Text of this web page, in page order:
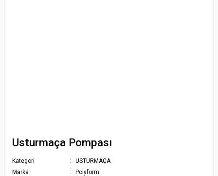
Usturmaça Pompası
Kategori
USTURMAÇA
Marka
Polyform